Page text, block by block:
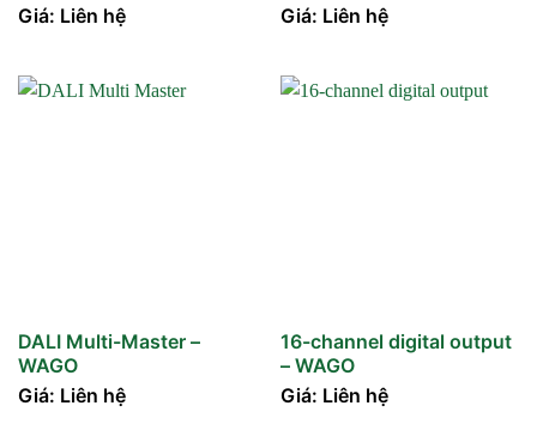
Giá: Liên hệ
Giá: Liên hệ
DALI Multi-Master –
WAGO
Giá: Liên hệ
16-channel digital output
– WAGO
Giá: Liên hệ